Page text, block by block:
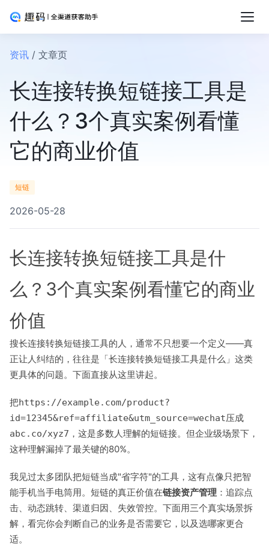
资讯 / 文章页
长连接转换短链接工具是
什么？3个真实案例看懂
它的商业价值
短链
2026-05-28
长连接转换短链接工具是什
么？3个真实案例看懂它的商业
价值
搜长连接转换短链接工具的人，通常不只想要一个定义——真
正让人纠结的，往往是「长连接转换短链接工具是什么」这类
更具体的问题。下面直接从这里讲起。
把https://example.com/product?
id=12345&ref=affiliate&utm_source=wechat压成
abc.co/xyz7 ，这是多数人理解的短链接。但企业级场景下，
这种理解漏掉了最关键的80%。
我见过太多团队把短链当成"省字符"的工具，这有点像只把智
能手机当手电筒用。短链的真正价值在链接资产管理 ：追踪点
击、动态跳转、渠道归因、失效管控。下面用三个真实场景拆
解，看完你会判断自己的业务是否需要它，以及选哪家更合
适。